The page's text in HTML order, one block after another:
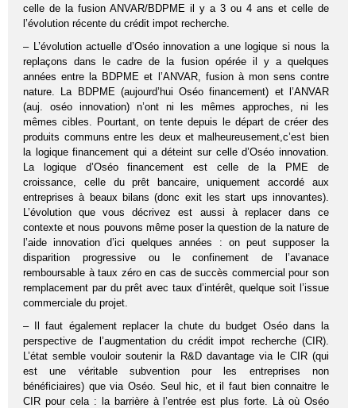
celle de la fusion ANVAR/BDPME il y a 3 ou 4 ans et celle de
l’évolution récente du crédit impot recherche.
– L’évolution actuelle d’Oséo innovation a une logique si nous la
replaçons dans le cadre de la fusion opérée il y a quelques
années entre la BDPME et l’ANVAR, fusion à mon sens contre
nature. La BDPME (aujourd’hui Oséo financement) et l’ANVAR
(auj. oséo innovation) n’ont ni les mêmes approches, ni les
mêmes cibles. Pourtant, on tente depuis le départ de créer des
produits communs entre les deux et malheureusement,c’est bien
la logique financement qui a déteint sur celle d’Oséo innovation.
La logique d’Oséo financement est celle de la PME de
croissance, celle du prêt bancaire, uniquement accordé aux
entreprises à beaux bilans (donc exit les start ups innovantes).
L’évolution que vous décrivez est aussi à replacer dans ce
contexte et nous pouvons même poser la question de la nature de
l’aide innovation d’ici quelques années : on peut supposer la
disparition progressive ou le confinement de l’avanace
remboursable à taux zéro en cas de succès commercial pour son
remplacement par du prêt avec taux d’intérêt, quelque soit l’issue
commerciale du projet.
– Il faut également replacer la chute du budget Oséo dans la
perspective de l’augmentation du crédit impot recherche (CIR).
L’état semble vouloir soutenir la R&D davantage via le CIR (qui
est une véritable subvention pour les entreprises non
bénéficiaires) que via Oséo. Seul hic, et il faut bien connaitre le
CIR pour cela : la barrière à l’entrée est plus forte. Là où Oséo